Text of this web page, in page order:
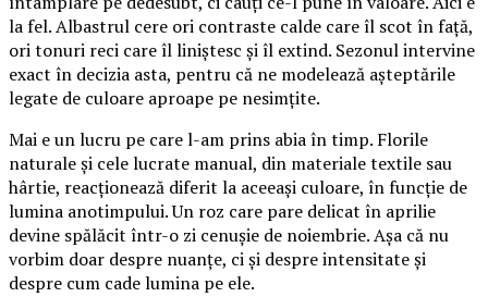
la fel. Albastrul cere ori contraste calde care îl scot în față,
ori tonuri reci care îl liniștesc și îl extind. Sezonul intervine
exact în decizia asta, pentru că ne modelează așteptările
legate de culoare aproape pe nesimțite.
Mai e un lucru pe care l-am prins abia în timp. Florile
naturale și cele lucrate manual, din materiale textile sau
hârtie, reacționează diferit la aceeași culoare, în funcție de
lumina anotimpului. Un roz care pare delicat în aprilie
devine spălăcit într-o zi cenușie de noiembrie. Așa că nu
vorbim doar despre nuanțe, ci și despre intensitate și
despre cum cade lumina pe ele.